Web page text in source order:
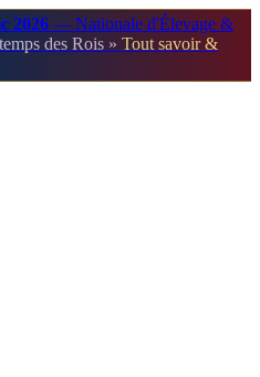
2026 — Nationale d'Élevage &
des Rois » Tout savoir &